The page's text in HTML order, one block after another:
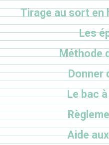
Tirage au sort en
Les
Méthode
Donner
Le bac
Aide